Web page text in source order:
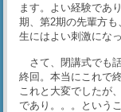
ます。よい経験であ
期、第2期の先輩方
生にはよい刺激にな
さて、閉講式でも
終回。本当にこれで
これと大変でしたが
であり。。。という